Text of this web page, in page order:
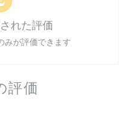
評価
れた評価
みが評価できます